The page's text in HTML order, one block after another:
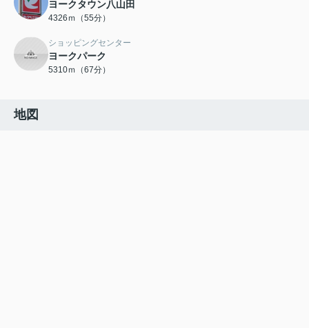
ヨークタウン八山田
4326ｍ（55分）
ショッピングセンター
ヨークパーク
5310ｍ（67分）
地図